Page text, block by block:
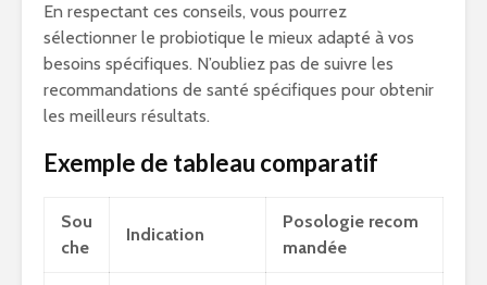
En respectant ces conseils, vous pourrez
sélectionner le probiotique le mieux adapté à vos
besoins spécifiques. N’oubliez pas de suivre les
recommandations de santé spécifiques pour obtenir
les meilleurs résultats.
Exemple de tableau comparatif
Sou
che
Indication
Posologie recom
mandée